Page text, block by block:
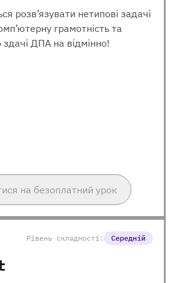
розв’язувати нетипові задачі
грамотність та
здачі ДПА на відмінно!
на безоплатний урок
Рівень складності: Середній